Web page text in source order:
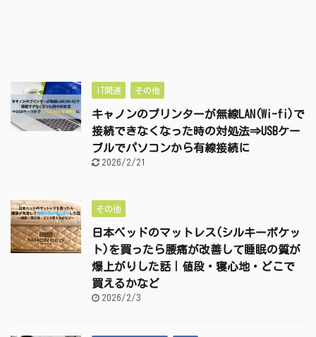
IT関連 その他
キャノンのプリンターが無線LAN(Wi-fi)で
接続できなくなった時の対処法⇒USBケー
ブルでパソコンから有線接続に
2026/2/21
その他
日本ベッドのマットレス(シルキーポケッ
ト)を買ったら腰痛が改善して睡眠の質が
爆上がりした話｜値段・寝心地・どこで
買えるかなど
2026/2/3